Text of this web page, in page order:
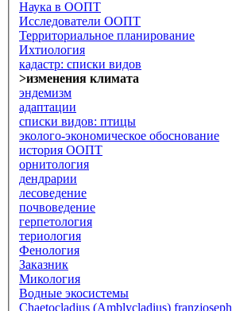
Наука в ООПТ
Исследователи ООПТ
Территориальное планирование
Ихтиология
кадастр: списки видов
>изменения климата
эндемизм
адаптации
списки видов: птицы
эколого-экономическое обоснование
история ООПТ
орнитология
дендрарии
лесоведение
почвоведение
герпетология
териология
Фенология
Заказник
Микология
Водные экосистемы
Chaetocladius (Amblycladius)